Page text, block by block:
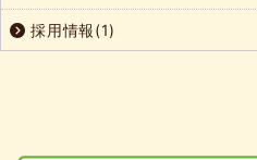
採用情報(1)